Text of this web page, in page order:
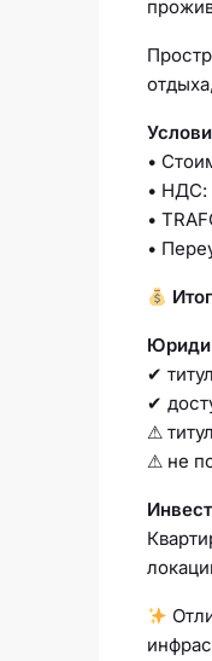
•
• НДС:
•
•
✔
✔
⚠
⚠ не